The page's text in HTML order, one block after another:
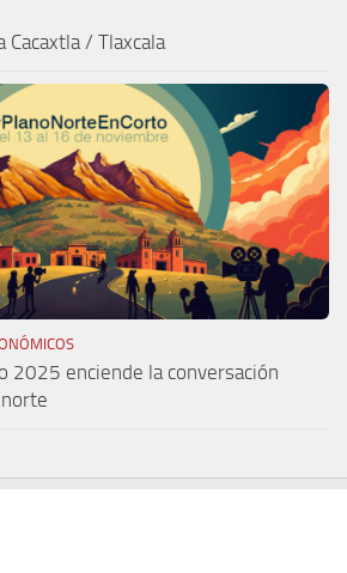
/ Tlaxcala
2025 enciende la conversación